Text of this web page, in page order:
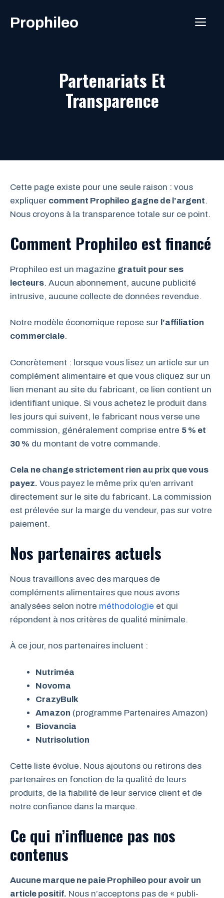
Prophileo
Partenariats Et
Transparence
Cette page existe pour une seule raison : vous
expliquer comment Prophileo gagne de l’argent.
Nous croyons à la transparence totale sur ce point.
Comment Prophileo est financé
Prophileo est un magazine gratuit pour ses
lecteurs. Aucun abonnement, aucune publicité
intrusive, aucune collecte de données revendue.
Notre modèle économique repose sur l’affiliation
commerciale.
Concrètement : lorsque vous lisez un article sur un
complément alimentaire et que vous cliquez sur un
lien menant au site du fabricant, ce lien contient un
identifiant unique. Si vous achetez le produit dans
les jours qui suivent, le fabricant nous verse une
commission, généralement comprise entre 5 % et
30 % du montant de votre commande.
Cela ne change strictement rien au prix que vous
payez. Vous payez le même prix qu’en arrivant
directement sur le site du fabricant. La commission
est prélevée sur la marge du vendeur, pas sur votre
paiement.
Nos partenaires actuels
Nous travaillons avec des marques de
compléments alimentaires que nous avons
analysées selon notre méthodologie et qui
répondent à nos critères de qualité minimale.
À ce jour, nos partenaires incluent :
Nutriméa
Novoma
CrazyBulk
Amazon (programme Partenaires Amazon)
Biovancia
Nutrisolution
Cette liste évolue. Nous ajoutons ou retirons des
partenaires en fonction de la qualité de leurs
produits, de la fiabilité de leur service client et de
notre confiance dans la marque.
Ce qui n’influence pas nos
contenus
Aucune marque ne paie Prophileo pour avoir un
article positif. Nous n’acceptons pas de « publi-